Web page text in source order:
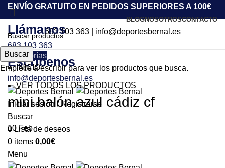
ENVÍO GRATUITO EN PEDIDOS SUPERIORES A 100€
BLOGNOSOTROSCONTACTO
683 103 363| info@deportesbernal.es
Llámanos
683 103 363
Escríbenos
info@deportesbernal.es
Iniciar sesión / Registrarse
Buscar
0Lista de deseos
0 items 0,00€
Menu
Categorías
INICIO
VER TODOS LOS PRODUCTOS
mini balón azul cádiz cf
10 Feb
Buscar
Empiece a escribir para ver los productos que busca.